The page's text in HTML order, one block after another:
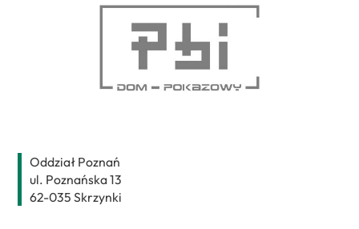
Back
To
Top
Oddział Poznań
ul. Poznańska 13
62-035 Skrzynki